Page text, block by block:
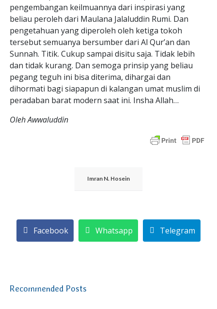
pengembangan keilmuannya dari inspirasi yang
beliau peroleh dari Maulana Jalaluddin Rumi. Dan
pengetahuan yang diperoleh oleh ketiga tokoh
tersebut semuanya bersumber dari Al Qur’an dan
Sunnah. Titik. Cukup sampai disitu saja. Tidak lebih
dan tidak kurang. Dan semoga prinsip yang beliau
pegang teguh ini bisa diterima, dihargai dan
dihormati bagi siapapun di kalangan umat muslim di
peradaban barat modern saat ini. Insha Allah…
Oleh Awwaluddin
Imran N. Hosein
Facebook Whatsapp Telegram
Recommended Posts